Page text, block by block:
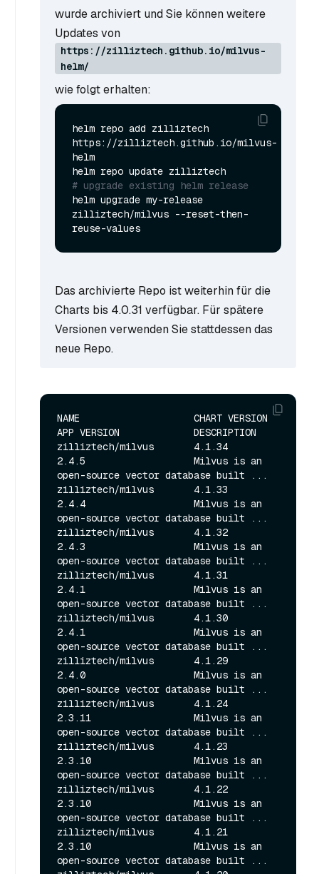
wurde archiviert und Sie können weitere
Updates von
https://zilliztech.github.io/milvus-
helm/
wie folgt erhalten:
helm repo add zilliztech
https://zilliztech.github.io/milvus-
helm
# upgrade existing helm release
helm upgrade my-release
zilliztech/milvus --reset-then-
Das archivierte Repo ist weiterhin für die
Charts bis 4.0.31 verfügbar. Für spätere
Versionen verwenden Sie stattdessen das
neue Repo.
NAME                    CHART VERSION
APP VERSION             DESCRIPTION
zilliztech/milvus       4.1.34
2.4.5                   Milvus is an
open-source vector database built ...
zilliztech/milvus       4.1.33
2.4.4                   Milvus is an
open-source vector database built ...
zilliztech/milvus       4.1.32
2.4.3                   Milvus is an
open-source vector database built ...
zilliztech/milvus       4.1.31
2.4.1                   Milvus is an
open-source vector database built ...
zilliztech/milvus       4.1.30
2.4.1                   Milvus is an
open-source vector database built ...
zilliztech/milvus       4.1.29
2.4.0                   Milvus is an
open-source vector database built ...
zilliztech/milvus       4.1.24
2.3.11                  Milvus is an
open-source vector database built ...
zilliztech/milvus       4.1.23
2.3.10                  Milvus is an
open-source vector database built ...
zilliztech/milvus       4.1.22
2.3.10                  Milvus is an
open-source vector database built ...
zilliztech/milvus       4.1.21
2.3.10                  Milvus is an
open-source vector database built ...